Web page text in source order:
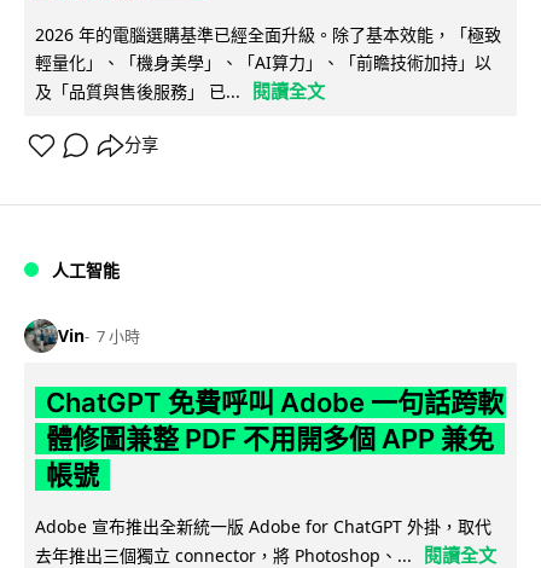
2026 年的電腦選購基準已經全面升級。除了基本效能，「極致
輕量化」、「機身美學」、「AI算力」、「前瞻技術加持」以
及「品質與售後服務」 已...
閱讀全文
分享
人工智能
Vin 7 小時
ChatGPT 免費呼叫 Adobe 一句話跨軟
體修圖兼整 PDF 不用開多個 APP 兼免
帳號
Adobe 宣布推出全新統一版 Adobe for ChatGPT 外掛，取代
去年推出三個獨立 connector，將 Photoshop、...
閱讀全文